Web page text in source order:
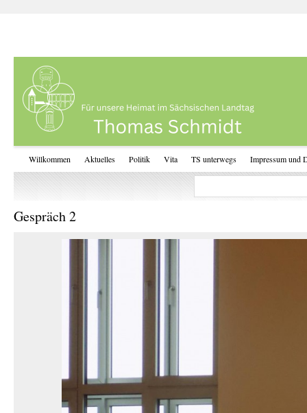
Willkommen Aktuelles Politik Vita TS unterwegs Impressum und
Gespräch 2